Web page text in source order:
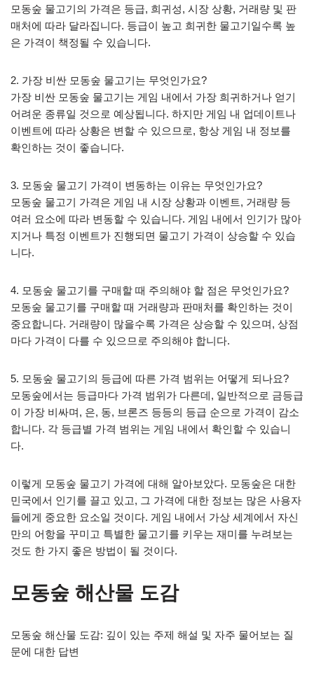
모동숲 물고기의 가격은 등급, 희귀성, 시장 상황, 거래량 및 판
매처에 따라 달라집니다. 등급이 높고 희귀한 물고기일수록 높
은 가격이 책정될 수 있습니다.
2. 가장 비싼 모동숲 물고기는 무엇인가요?
가장 비싼 모동숲 물고기는 게임 내에서 가장 희귀하거나 얻기
어려운 종류일 것으로 예상됩니다. 하지만 게임 내 업데이트나
이벤트에 따라 상황은 변할 수 있으므로, 항상 게임 내 정보를
확인하는 것이 좋습니다.
3. 모동숲 물고기 가격이 변동하는 이유는 무엇인가요?
모동숲 물고기 가격은 게임 내 시장 상황과 이벤트, 거래량 등
여러 요소에 따라 변동할 수 있습니다. 게임 내에서 인기가 많아
지거나 특정 이벤트가 진행되면 물고기 가격이 상승할 수 있습
니다.
4. 모동숲 물고기를 구매할 때 주의해야 할 점은 무엇인가요?
모동숲 물고기를 구매할 때 거래량과 판매처를 확인하는 것이
중요합니다. 거래량이 많을수록 가격은 상승할 수 있으며, 상점
마다 가격이 다를 수 있으므로 주의해야 합니다.
5. 모동숲 물고기의 등급에 따른 가격 범위는 어떻게 되나요?
모동숲에서는 등급마다 가격 범위가 다른데, 일반적으로 금등급
이 가장 비싸며, 은, 동, 브론즈 등등의 등급 순으로 가격이 감소
합니다. 각 등급별 가격 범위는 게임 내에서 확인할 수 있습니
다.
이렇게 모동숲 물고기 가격에 대해 알아보았다. 모동숲은 대한
민국에서 인기를 끌고 있고, 그 가격에 대한 정보는 많은 사용자
들에게 중요한 요소일 것이다. 게임 내에서 가상 세계에서 자신
만의 어항을 꾸미고 특별한 물고기를 키우는 재미를 누려보는
것도 한 가지 좋은 방법이 될 것이다.
모동숲 해산물 도감
모동숲 해산물 도감: 깊이 있는 주제 해설 및 자주 물어보는 질
문에 대한 답변